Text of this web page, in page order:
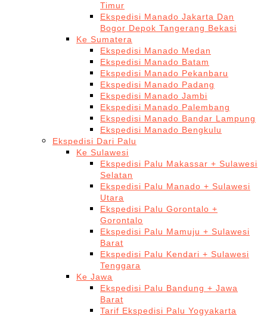
Timur
Ekspedisi Manado Jakarta Dan
Bogor Depok Tangerang Bekasi
Ke Sumatera
Ekspedisi Manado Medan
Ekspedisi Manado Batam
Ekspedisi Manado Pekanbaru
Ekspedisi Manado Padang
Ekspedisi Manado Jambi
Ekspedisi Manado Palembang
Ekspedisi Manado Bandar Lampung
Ekspedisi Manado Bengkulu
Ekspedisi Dari Palu
Ke Sulawesi
Ekspedisi Palu Makassar + Sulawesi
Selatan
Ekspedisi Palu Manado + Sulawesi
Utara
Ekspedisi Palu Gorontalo +
Gorontalo
Ekspedisi Palu Mamuju + Sulawesi
Barat
Ekspedisi Palu Kendari + Sulawesi
Tenggara
Ke Jawa
Ekspedisi Palu Bandung + Jawa
Barat
Tarif Ekspedisi Palu Yogyakarta